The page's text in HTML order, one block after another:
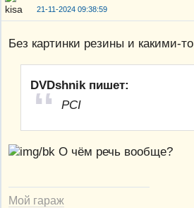
21-11-2024 09:38:59
Без картинки резины и какими-то
DVDshnik пишет:
PCI
О чём речь вообще?
Мой гараж